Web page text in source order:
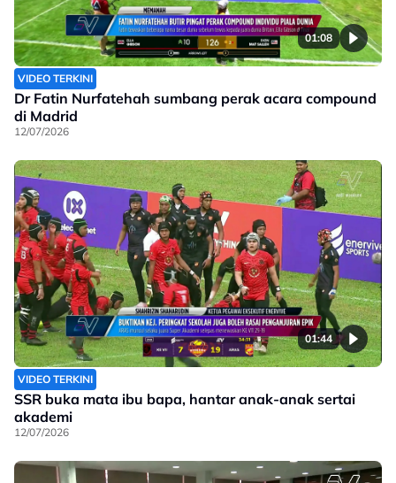
01:08
VIDEO TERKINI
Dr Fatin Nurfatehah sumbang perak acara compound
di Madrid
12/07/2026
01:44
VIDEO TERKINI
SSR buka mata ibu bapa, hantar anak-anak sertai
akademi
12/07/2026